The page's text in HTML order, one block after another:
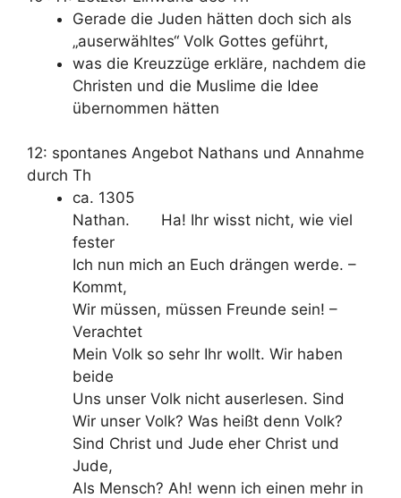
Gerade die Juden hätten doch sich als
„auserwähltes“ Volk Gottes geführt,
was die Kreuzzüge erkläre, nachdem die
Christen und die Muslime die Idee
übernommen hätten
12: spontanes Angebot Nathans und Annahme
durch Th
ca. 1305
Nathan. Ha! Ihr wisst nicht, wie viel
fester
Ich nun mich an Euch drängen werde. –
Kommt,
Wir müssen, müssen Freunde sein! –
Verachtet
Mein Volk so sehr Ihr wollt. Wir haben
beide
Uns unser Volk nicht auserlesen. Sind
Wir unser Volk? Was heißt denn Volk?
Sind Christ und Jude eher Christ und
Jude,
Als Mensch? Ah! wenn ich einen mehr in